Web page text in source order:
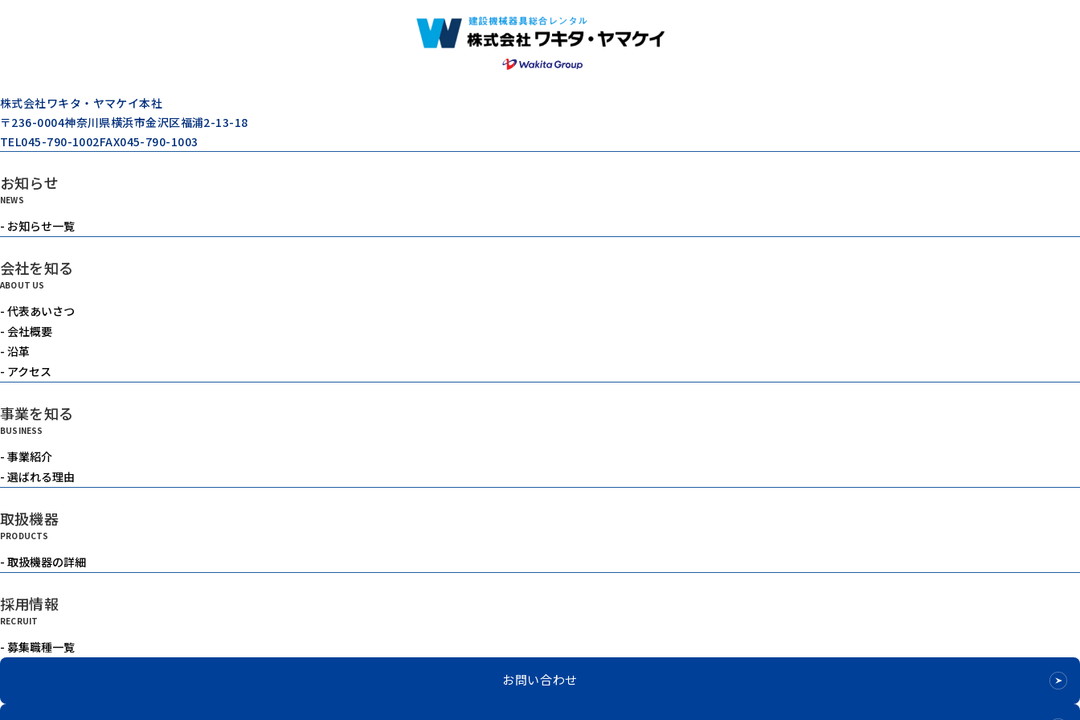
株式会社ワキタ・ヤマケイ本社
〒236-0004神奈川県横浜市金沢区福浦2-13-18
TEL045-790-1002FAX045-790-1003
お知らせ
NEWS
- お知らせ一覧
会社を知る
ABOUT US
- 代表あいさつ
- 会社概要
- 沿革
- アクセス
事業を知る
BUSINESS
- 事業紹介
- 選ばれる理由
取扱機器
PRODUCTS
- 取扱機器の詳細
採用情報
RECRUIT
- 募集職種一覧
お問い合わせ